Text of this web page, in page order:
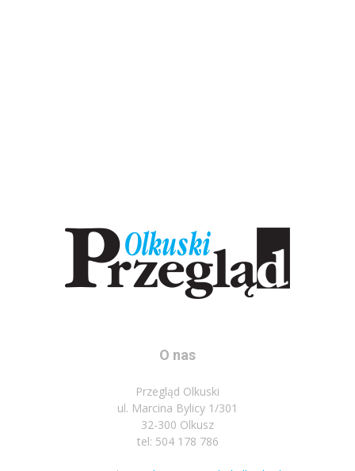
O nas
Przegląd Olkuski
ul. Marcina Bylicy 1/301
32-300 Olkusz
tel: 504 178 786